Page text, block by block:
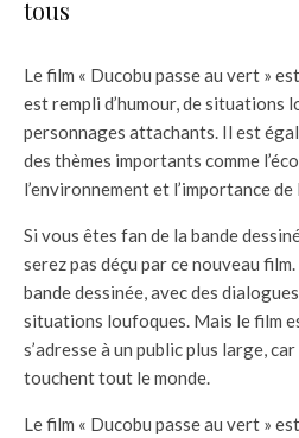
tous
Le film « Ducobu passe au vert »
est rempli d’humour, de situations
personnages attachants. Il est
des thèmes importants comme
l’environnement et l’importance de
Si vous êtes fan de la bande
serez pas déçu par ce nouveau
bande dessinée, avec des
situations loufoques. Mais le film
s’adresse à un public plus large,
touchent tout le monde.
Le film « Ducobu passe au vert »